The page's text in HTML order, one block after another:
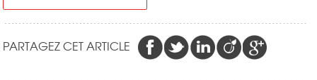
PARTAGEZ CET ARTICLE